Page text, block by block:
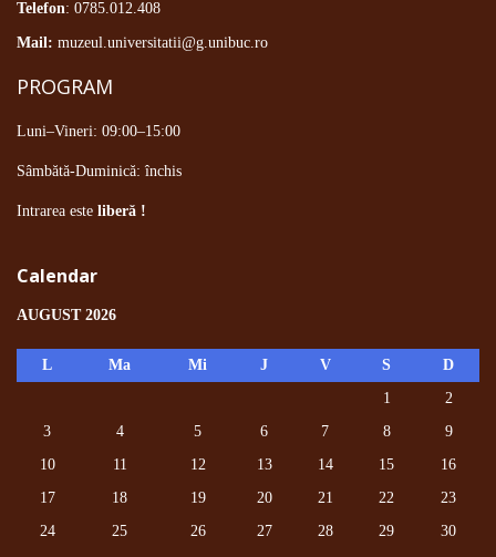
Telefon: 0785.012.408
Mail: muzeul.universitatii@g.unibuc.ro
PROGRAM
Luni–Vineri: 09:00–15:00
Sâmbătă-Duminică: închis
Intrarea este liberă !
Calendar
AUGUST 2026
L Ma Mi J V S
D
1
2
3
4 5 6 7 8
9
10
11 12 13 14 15
16
17
18 19 20 21 22
23
24
25 26 27 28 29
30